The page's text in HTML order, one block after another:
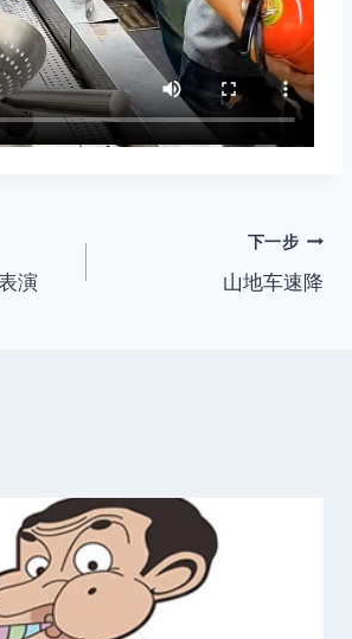
演
下一步
山地车速降